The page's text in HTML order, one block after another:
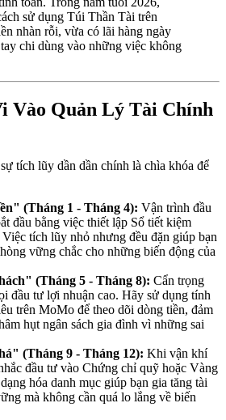
sử dụng Túi Thần Tài trên
nhàn rỗi, vừa có lãi hàng ngày
chi dùng vào những việc không
Vào Quản Lý Tài Chính
tích lũy dần dần chính là chìa khóa để
(Tháng 1 - Tháng 4): Vận trình đầu
đầu bằng việc thiết lập Sổ tiết kiệm
tích lũy nhỏ nhưng đều đặn giúp bạn
vững chắc cho những biến động của
(Tháng 5 - Tháng 8): Cẩn trọng
đầu tư lợi nhuận cao. Hãy sử dụng tính
trên MoMo để theo dõi dòng tiền, đảm
hụt ngân sách gia đình vì những sai
(Tháng 9 - Tháng 12): Khi vận khí
đầu tư vào Chứng chỉ quỹ hoặc Vàng
hóa danh mục giúp bạn gia tăng tài
mà không cần quá lo lắng về biến